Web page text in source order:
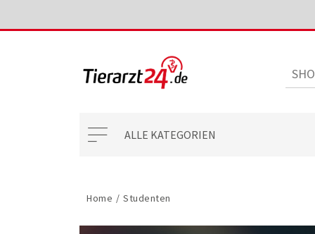
ALLE KATEGORIEN
Home / Studenten